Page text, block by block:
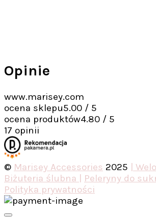
Opinie
www.marisey.com
ocena sklepu5.00 / 5
ocena produktów4.80 / 5
17 opinii
© Marisey Accessories 2025 |
Biżuteria ślubna |
Peleryny do
Polityka prywatności